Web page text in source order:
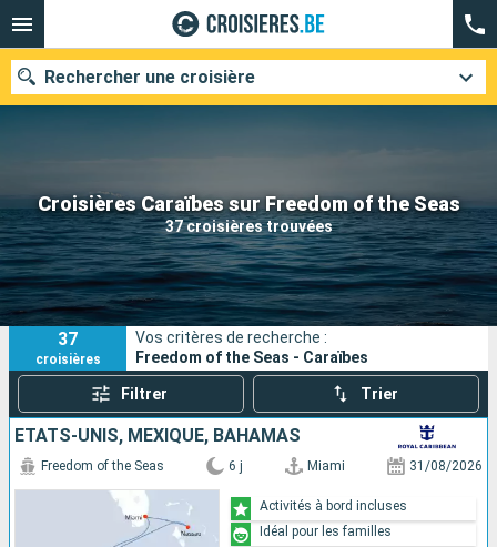
Croisières Caraïbes sur Freedom of the Seas
37 croisières trouvées
Rechercher une croisière
Nos destinations
Mois de départ
Ports Compagnies
Rechercher
37
croisières
Vos critères de recherche :
Freedom of the Seas - Caraïbes
Filtrer Trier
ÉTATS-UNIS, MEXIQUE, BAHAMAS
Freedom of the Seas 6 j Miami 31/08/2026
Activités à bord incluses
Idéal pour les familles